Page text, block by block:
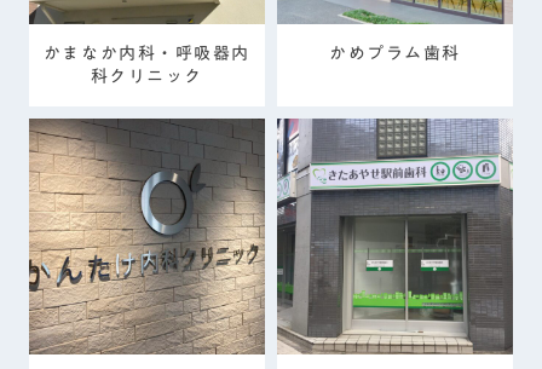
かまなか内科・呼吸器内
科クリニック
かめプラム歯科